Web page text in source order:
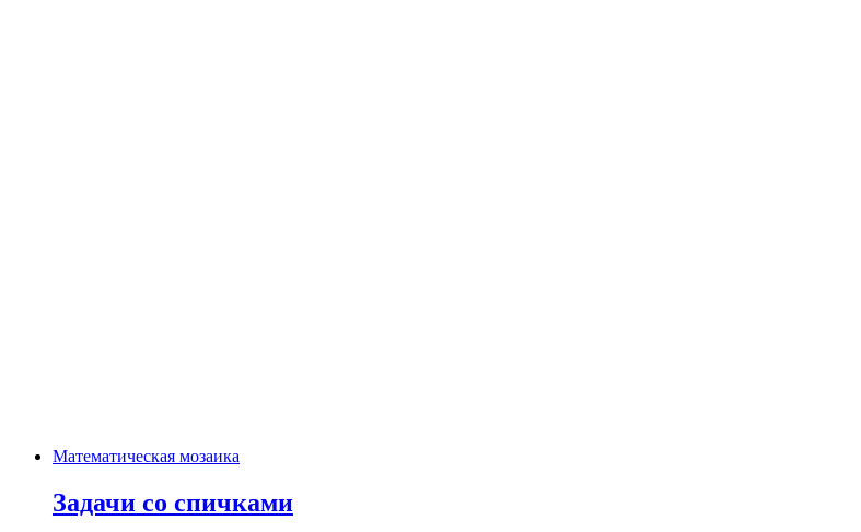
Математическая мозаика
Задачи со спичками